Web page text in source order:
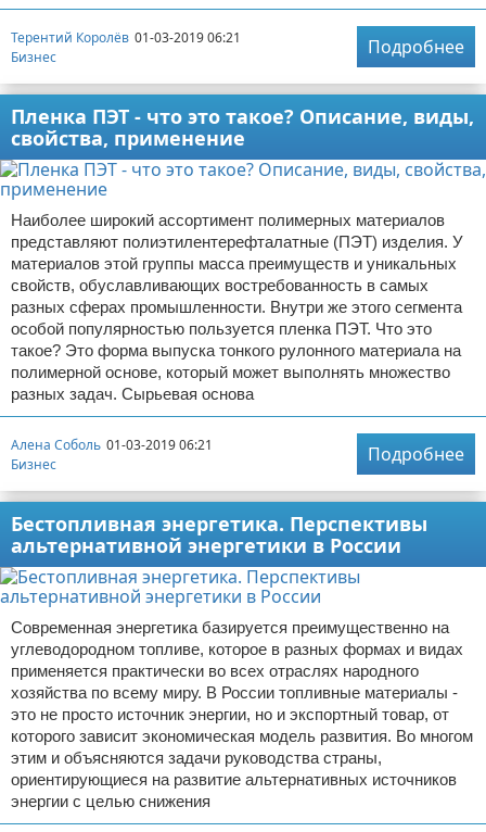
Терентий Королёв 01-03-2019 06:21
Бизнес
Подробнее
Пленка ПЭТ - что это такое? Описание, виды,
свойства, применение
Наиболее широкий ассортимент полимерных материалов
представляют полиэтилентерефталатные (ПЭТ) изделия. У
материалов этой группы масса преимуществ и уникальных
свойств, обуславливающих востребованность в самых
разных сферах промышленности. Внутри же этого сегмента
особой популярностью пользуется пленка ПЭТ. Что это
такое? Это форма выпуска тонкого рулонного материала на
полимерной основе, который может выполнять множество
разных задач. Сырьевая основа
Алена Соболь 01-03-2019 06:21
Бизнес
Подробнее
Бестопливная энергетика. Перспективы
альтернативной энергетики в России
Современная энергетика базируется преимущественно на
углеводородном топливе, которое в разных формах и видах
применяется практически во всех отраслях народного
хозяйства по всему миру. В России топливные материалы -
это не просто источник энергии, но и экспортный товар, от
которого зависит экономическая модель развития. Во многом
этим и объясняются задачи руководства страны,
ориентирующиеся на развитие альтернативных источников
энергии с целью снижения